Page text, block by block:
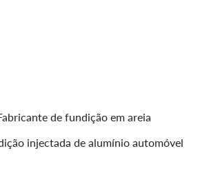
de fundição em areia
injectada de alumínio automóvel